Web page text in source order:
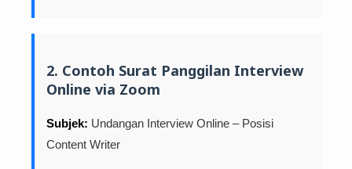
2. Contoh Surat Panggilan Interview
Online via Zoom
Subjek: Undangan Interview Online – Posisi
Content Writer